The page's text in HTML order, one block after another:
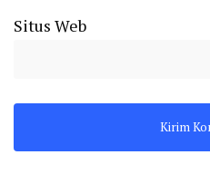
Situs Web